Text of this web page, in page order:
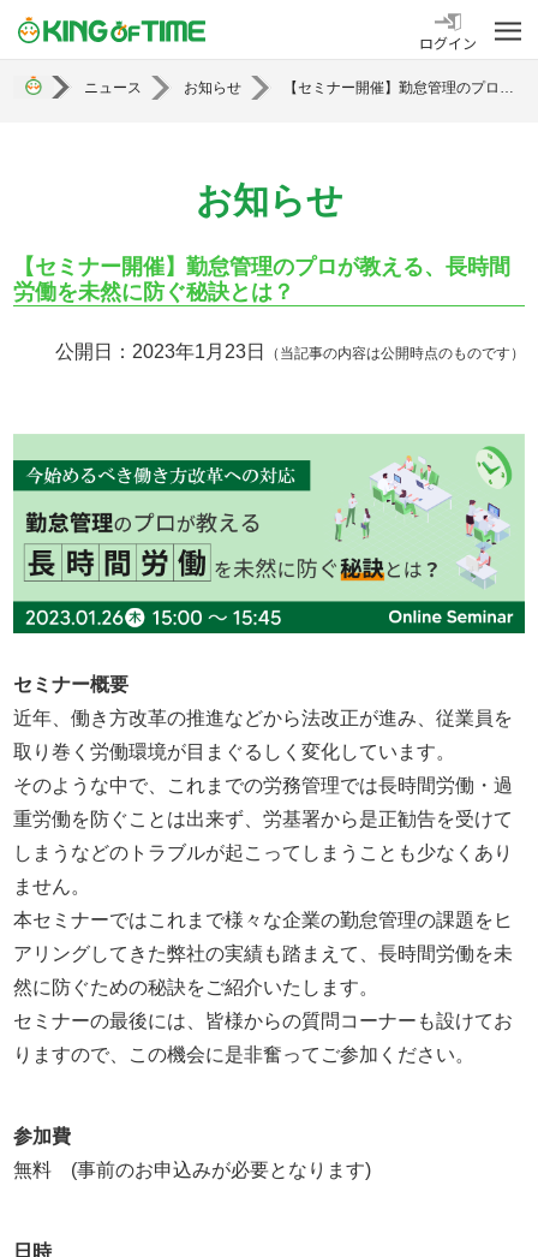
勤怠管理システム KING OF TIME
ログイン
ニュース お知らせ 【セミナー開催】勤怠管理のプロが教える、長時間労働を未然に防ぐ秘訣とは？
お知らせ
【セミナー開催】勤怠管理のプロが教える、長時間
労働を未然に防ぐ秘訣とは？
公開日：2023年1月23日 （当記事の内容は公開時点のものです）
セミナー概要
近年、働き方改革の推進などから法改正が進み、従業員を
取り巻く労働環境が目まぐるしく変化しています。
そのような中で、これまでの労務管理では長時間労働・過
重労働を防ぐことは出来ず、労基署から是正勧告を受けて
しまうなどのトラブルが起こってしまうことも少なくあり
ません。
本セミナーではこれまで様々な企業の勤怠管理の課題をヒ
アリングしてきた弊社の実績も踏まえて、長時間労働を未
然に防ぐための秘訣をご紹介いたします。
セミナーの最後には、皆様からの質問コーナーも設けてお
りますので、この機会に是非奮ってご参加ください。
参加費
無料 (事前のお申込みが必要となります)
日時